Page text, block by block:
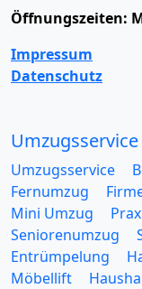
Öffnungszeiten:
Impressum
Datenschutz
Umzugsservice
Umzugsservice
Fernumzug
Mini Umzug
Seniorenumzug
Entrümpelung
Möbellift